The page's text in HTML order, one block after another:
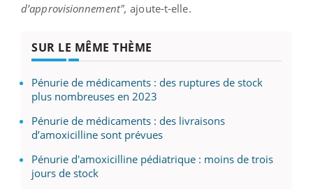
d’approvisionnement", ajoute-t-elle.
SUR LE MÊME THÈME
Pénurie de médicaments : des ruptures de stock
plus nombreuses en 2023
Pénurie de médicaments : des livraisons
d’amoxicilline sont prévues
Pénurie d'amoxicilline pédiatrique : moins de trois
jours de stock